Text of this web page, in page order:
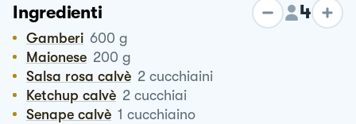
Ingredienti 4
Gamberi 600 g
Maionese 200 g
Salsa rosa calvè 2 cucchiaini
Ketchup calvè 2 cucchiai
Senape calvè 1 cucchiaino